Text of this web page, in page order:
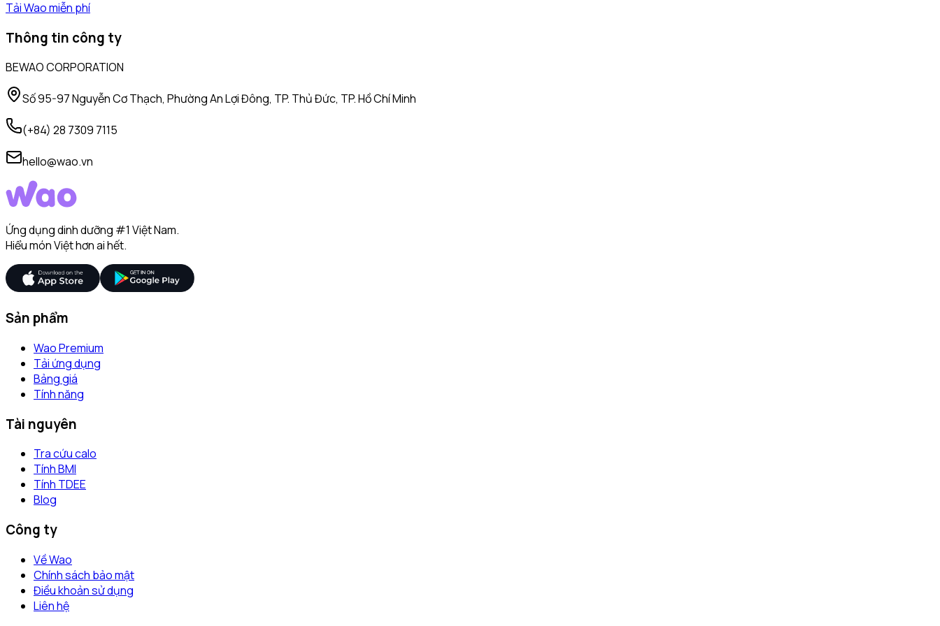
Tải Wao miễn phí
Thông tin công ty
BEWAO CORPORATION
Số 95-97 Nguyễn Cơ Thạch, Phường An Lợi Đông, TP. Thủ Đức, TP. Hồ Chí Minh
(+84) 28 7309 7115
hello@wao.vn
Ứng dụng dinh dưỡng #1 Việt Nam.
Hiểu món Việt hơn ai hết.
Sản phẩm
Wao Premium
Tải ứng dụng
Bảng giá
Tính năng
Tài nguyên
Tra cứu calo
Tính BMI
Tính TDEE
Blog
Công ty
Về Wao
Chính sách bảo mật
Điều khoản sử dụng
Liên hệ